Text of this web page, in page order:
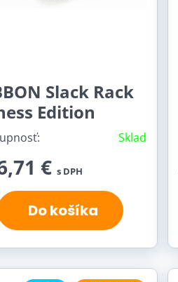
Slack Rack
Edition
Sklad
€ s DPH
Do košíka